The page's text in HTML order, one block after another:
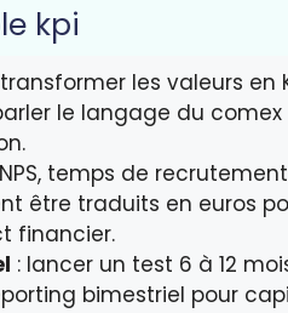
kpi
les valeurs en
le langage du
temps de
être traduits en euros
financier.
: lancer un test 6 à 12
bimestriel pour